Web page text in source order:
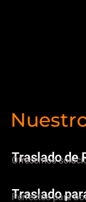
Traslado de
Ofrecemos
Traslado
Perfectos para